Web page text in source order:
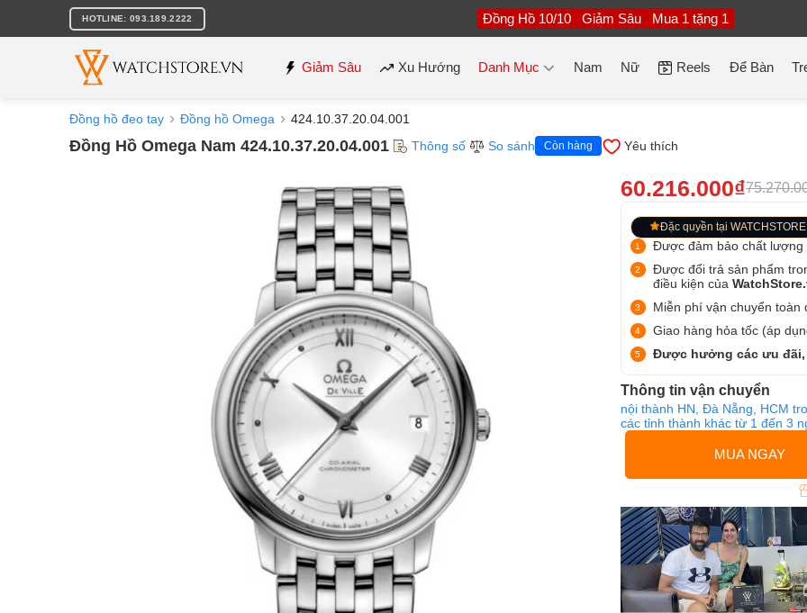
nội
HOTLINE: 093.189.2222 Đồng Hồ 10/10 Giảm Sâu Mua 1 tặng 1
Giảm Sâu Xu Hướng Danh Mục Nam Nữ Reels Để Bàn
Đồng hồ đeo tay Đồng hồ Omega 424.10.37.20.04.001
Đồng Hồ Omega Nam 424.10.37.20.04.001 Thông số So sánh Còn hàng Yêu thích
60.216.000₫
Đặc quyền tại WATCHSTORE
Được đảm bảo chất lượng
Được đổi trả sản phẩm
điều kiện của
Miễn phí vận chuyển toàn
Giao hàng hỏa tốc (áp
Được hưởng các ưu đãi,
Thông tin vận chuyển
nội thành HN, Đà Nẵng, HCM
các tỉnh thành khác từ 1 đến 3
MUA NGAY